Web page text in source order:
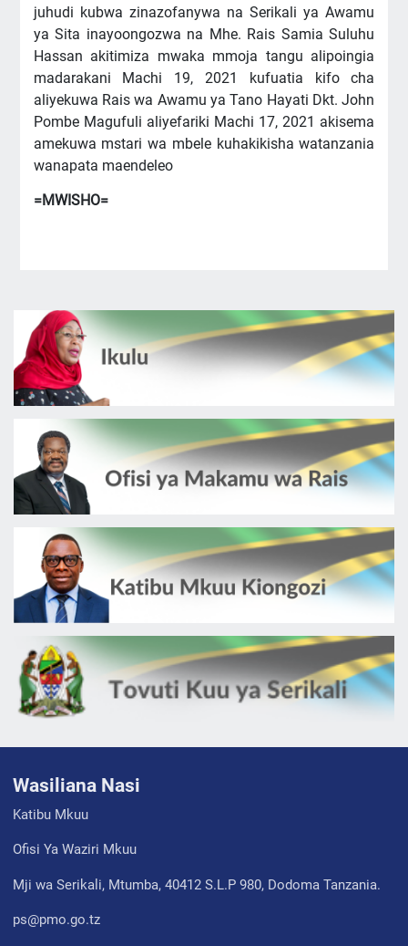
juhudi kubwa zinazofanywa na Serikali ya Awamu
ya Sita inayoongozwa na Mhe. Rais Samia Suluhu
Hassan akitimiza mwaka mmoja tangu alipoingia
madarakani Machi 19, 2021 kufuatia kifo cha
aliyekuwa Rais wa Awamu ya Tano Hayati Dkt. John
Pombe Magufuli aliyefariki Machi 17, 2021 akisema
amekuwa mstari wa mbele kuhakikisha watanzania
wanapata maendeleo
=MWISHO=
Wasiliana Nasi
Katibu Mkuu
Ofisi Ya Waziri Mkuu
Mji wa Serikali, Mtumba, 40412 S.L.P 980, Dodoma Tanzania.
ps@pmo.go.tz